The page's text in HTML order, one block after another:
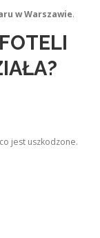
w Warszawie.
jest uszkodzone.